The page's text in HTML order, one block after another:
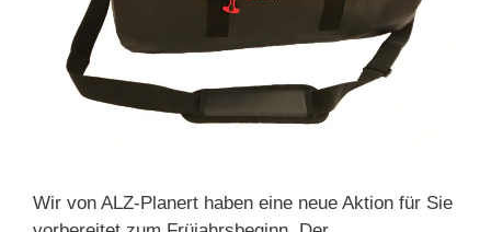
Wir von ALZ-Planert haben eine neue Aktion für Sie